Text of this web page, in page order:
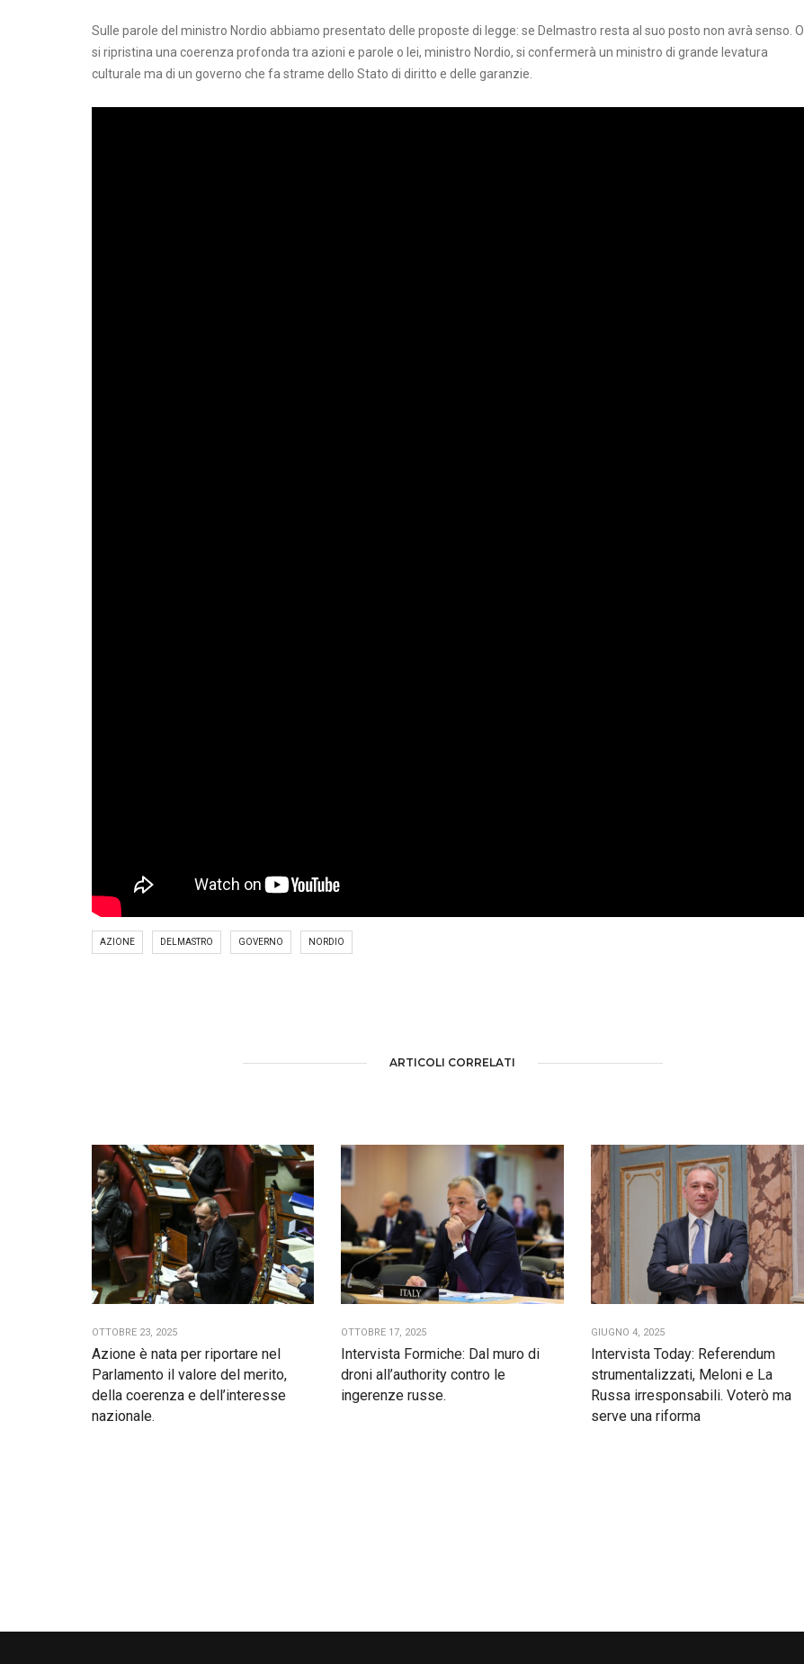
Sulle parole del ministro Nordio abbiamo presentato delle proposte di legge: se Delmastro resta al suo posto non avrà senso. O
si ripristina una coerenza profonda tra azioni e parole o lei, ministro Nordio, si confermerà un ministro di grande levatura
culturale ma di un governo che fa strame dello Stato di diritto e delle garanzie.
AZIONE DELMASTRO GOVERNO NORDIO
ARTICOLI CORRELATI
OTTOBRE 23, 2025
Azione è nata per riportare nel
Parlamento il valore del merito,
della coerenza e dell’interesse
nazionale.
OTTOBRE 17, 2025
Intervista Formiche: Dal muro di
droni all’authority contro le
ingerenze russe.
GIUGNO 4, 2025
Intervista Today: Referendum
strumentalizzati, Meloni e La
Russa irresponsabili. Voterò ma
serve una riforma